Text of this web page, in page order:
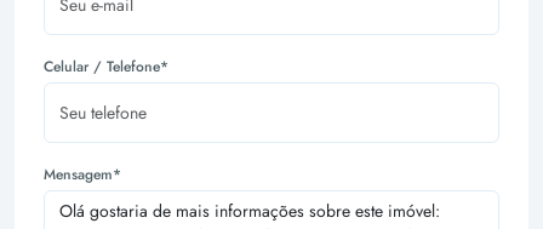
Celular / Telefone*
Mensagem*